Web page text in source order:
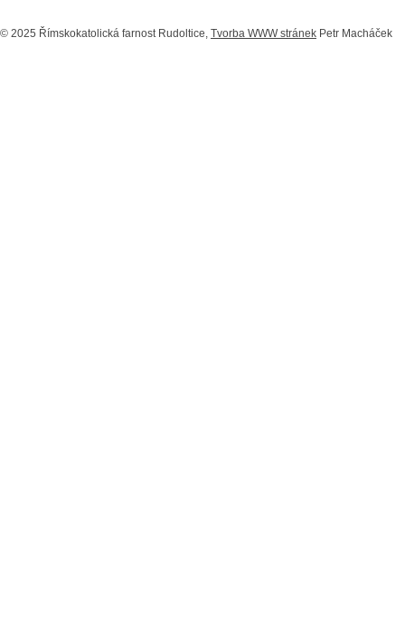
© 2025 Římskokatolická farnost Rudoltice, Tvorba WWW stránek Petr Macháček